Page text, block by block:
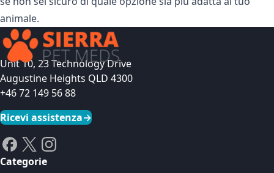
animale.
Unit 10, 23 Technology Drive
Augustine Heights QLD 4300
+46 72 149 56 88
Ricevi assistenza→
Categorie